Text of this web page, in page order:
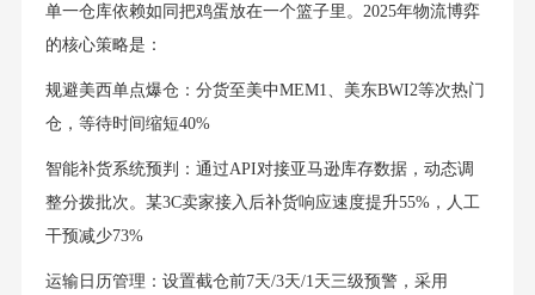
单一仓库依赖如同把鸡蛋放在一个篮子里。2025年物流博弈
的核心策略是：
规避美西单点爆仓：分货至美中MEM1、美东BWI2等次热门
仓，等待时间缩短40%
智能补货系统预判：通过API对接亚马逊库存数据，动态调
整分拨批次。某3C卖家接入后补货响应速度提升55%，人工
干预减少73%
运输日历管理：设置截仓前7天/3天/1天三级预警，采用